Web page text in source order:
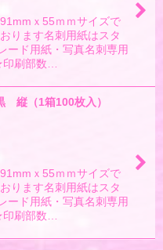
ｘ55ｍｍサイズで
ります名刺用紙はスタ
ード用紙・写真名刺専用
刷部数…
（1箱100枚入）
ｘ55ｍｍサイズで
ります名刺用紙はスタ
ード用紙・写真名刺専用
刷部数…